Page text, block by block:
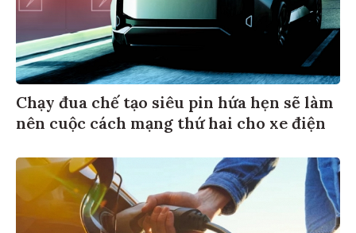
Chạy đua chế tạo siêu pin hứa hẹn sẽ làm
nên cuộc cách mạng thứ hai cho xe điện